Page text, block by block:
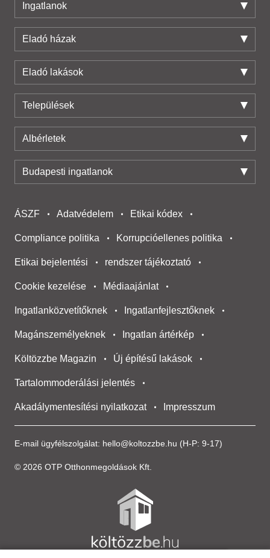
Ingatlanok
Eladó házak
Eladó lakások
Települések
Albérletek
Budapesti ingatlanok
E-mail ügyfélszolgálat: hello@koltozzbe.hu (H-P: 9-17)
© 2026 OTP Otthonmegoldások Kft.
ÁSZF Adatvédelem Etikai kódex
Compliance politika Korrupcióellenes politika
Etikai bejelentési rendszer tájékoztató
Cookie kezelése Médiaajánlat
Ingatlanközvetítőknek Ingatlanfejlesztőknek
Magánszemélyeknek Ingatlan ártérkép
Költözzbe Magazin Új építésű lakások
Tartalommoderálási jelentés
Akadálymentesítési nyilatkozat Impresszum